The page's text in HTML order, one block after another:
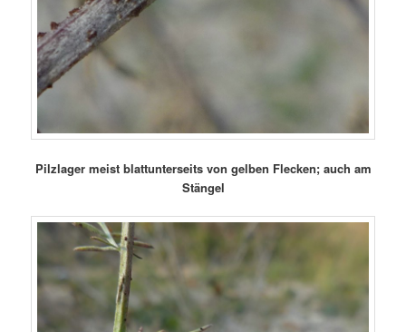
Pilzlager meist blattunterseits von gelben Flecken; auch am
Stängel